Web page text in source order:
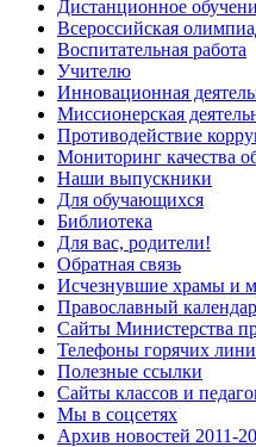
Дистанционное
Всероcсийская
Воспитательная работа
Учителю
Инновационная
Миссионерская
Противодействие
Мониторинг качества
Наши выпускники
Для обучающихся
Библиотека
Для вас, родители!
Обратная связь
Исчезнувшие храмы и
Православный
Сайты Министерства
Телефоны горячих
Полезные ссылки
Сайты классов и
Мы в соцсетях
Архив новостей 2011-